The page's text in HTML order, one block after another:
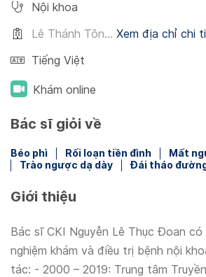
Nội khoa
Lê Thánh Tôn... Xem địa chỉ chi
Tiếng Việt
Khám online
Bác sĩ giỏi về
Béo phì Rối loạn tiền đình
Mất
Trào ngược dạ dày
Đái tháo
Giới thiệu
Bác sĩ CKI Nguyễn Lê Thục Đoan có
nghiệm khám và điều trị bệnh nội
tác: - 2000 – 2019: Trung tâm